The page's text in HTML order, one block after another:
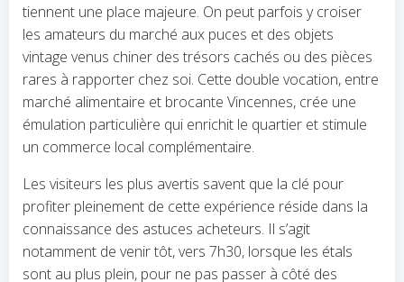
tiennent une place majeure. On peut parfois y croiser
les amateurs du marché aux puces et des objets
vintage venus chiner des trésors cachés ou des pièces
rares à rapporter chez soi. Cette double vocation, entre
marché alimentaire et brocante Vincennes, crée une
émulation particulière qui enrichit le quartier et stimule
un commerce local complémentaire.
Les visiteurs les plus avertis savent que la clé pour
profiter pleinement de cette expérience réside dans la
connaissance des astuces acheteurs. Il s’agit
notamment de venir tôt, vers 7h30, lorsque les étals
sont au plus plein, pour ne pas passer à côté des